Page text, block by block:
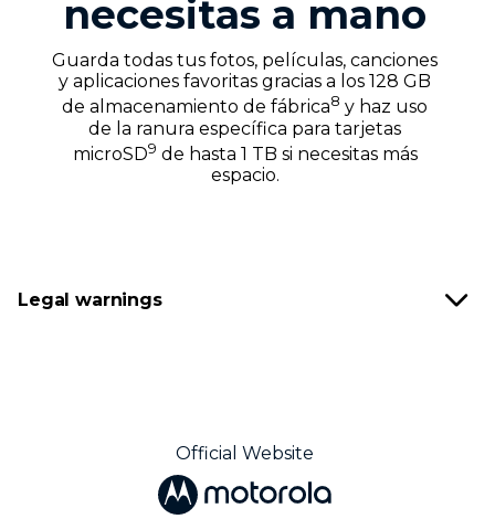
necesitas a mano
Guarda todas tus fotos, películas, canciones
y aplicaciones favoritas gracias a los 128 GB
de almacenamiento de fábrica8 y haz uso
de la ranura específica para tarjetas
microSD9 de hasta 1 TB si necesitas más
espacio.
Legal warnings
Official Website